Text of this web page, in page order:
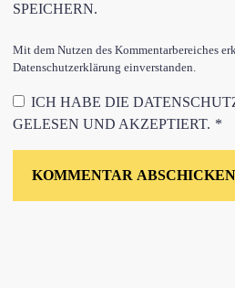
SPEICHERN.
Mit dem Nutzen des Kommentarbereiches
Datenschutzerklärung einverstanden.
ICH HABE DIE
GELESEN UND AKZEPTIERT. *